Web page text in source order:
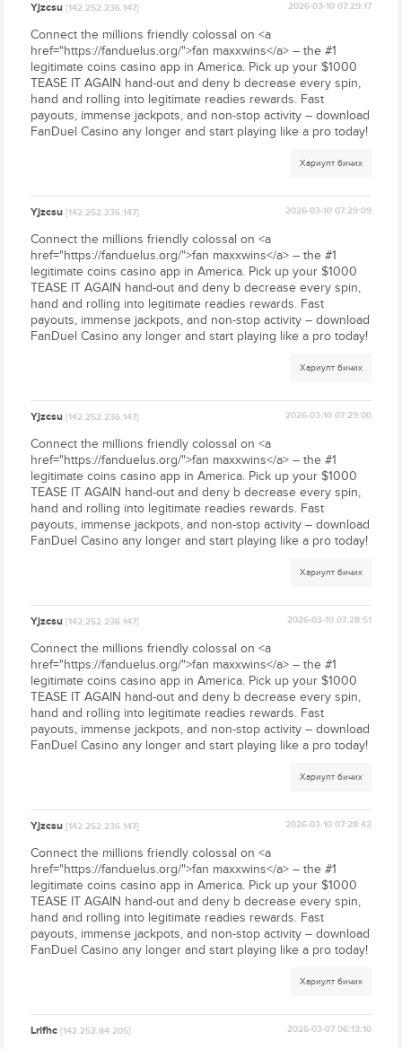
Yjzcsu[142.252.236.147] 2026-03-10 07:29:17
Connect the millions friendly colossal on <a
href="https://fanduelus.org/">fan maxxwins</a> – the #1
legitimate coins casino app in America. Pick up your $1000
TEASE IT AGAIN hand-out and deny b decrease every spin,
hand and rolling into legitimate readies rewards. Fast
payouts, immense jackpots, and non-stop activity – download
FanDuel Casino any longer and start playing like a pro today!
Хариулт бичих
Yjzcsu[142.252.236.147] 2026-03-10 07:29:09
Connect the millions friendly colossal on <a
href="https://fanduelus.org/">fan maxxwins</a> – the #1
legitimate coins casino app in America. Pick up your $1000
TEASE IT AGAIN hand-out and deny b decrease every spin,
hand and rolling into legitimate readies rewards. Fast
payouts, immense jackpots, and non-stop activity – download
FanDuel Casino any longer and start playing like a pro today!
Хариулт бичих
Yjzcsu[142.252.236.147] 2026-03-10 07:29:00
Connect the millions friendly colossal on <a
href="https://fanduelus.org/">fan maxxwins</a> – the #1
legitimate coins casino app in America. Pick up your $1000
TEASE IT AGAIN hand-out and deny b decrease every spin,
hand and rolling into legitimate readies rewards. Fast
payouts, immense jackpots, and non-stop activity – download
FanDuel Casino any longer and start playing like a pro today!
Хариулт бичих
Yjzcsu[142.252.236.147] 2026-03-10 07:28:51
Connect the millions friendly colossal on <a
href="https://fanduelus.org/">fan maxxwins</a> – the #1
legitimate coins casino app in America. Pick up your $1000
TEASE IT AGAIN hand-out and deny b decrease every spin,
hand and rolling into legitimate readies rewards. Fast
payouts, immense jackpots, and non-stop activity – download
FanDuel Casino any longer and start playing like a pro today!
Хариулт бичих
Yjzcsu[142.252.236.147] 2026-03-10 07:28:43
Connect the millions friendly colossal on <a
href="https://fanduelus.org/">fan maxxwins</a> – the #1
legitimate coins casino app in America. Pick up your $1000
TEASE IT AGAIN hand-out and deny b decrease every spin,
hand and rolling into legitimate readies rewards. Fast
payouts, immense jackpots, and non-stop activity – download
FanDuel Casino any longer and start playing like a pro today!
Хариулт бичих
Lrifhc[142.252.84.205] 2026-03-07 06:13:10